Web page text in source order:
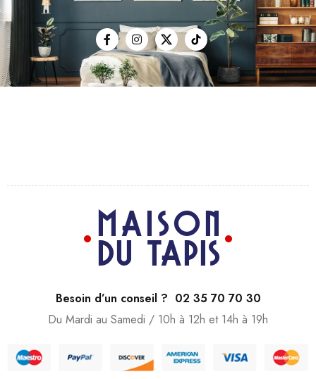
Besoin d’un conseil ? 02 35 70 70 30
Du Mardi au Samedi / 10h à 12h et 14h à 19h